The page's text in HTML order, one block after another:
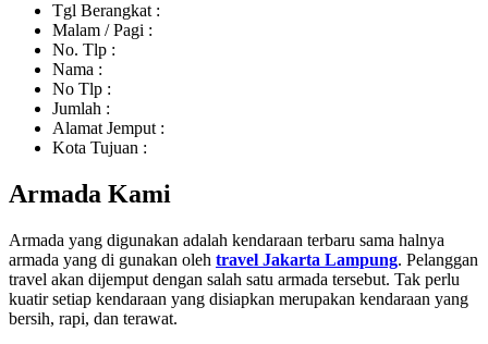
Tgl Berangkat :
Malam / Pagi :
No. Tlp :
Nama :
No Tlp :
Jumlah :
Alamat Jemput :
Kota Tujuan :
Armada Kami
Armada yang digunakan adalah kendaraan terbaru sama halnya
armada yang di gunakan oleh travel Jakarta Lampung. Pelanggan
travel akan dijemput dengan salah satu armada tersebut. Tak perlu
kuatir setiap kendaraan yang disiapkan merupakan kendaraan yang
bersih, rapi, dan terawat.